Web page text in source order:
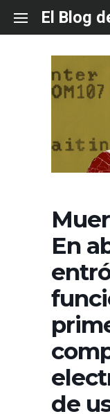
content
El Blog
En
de